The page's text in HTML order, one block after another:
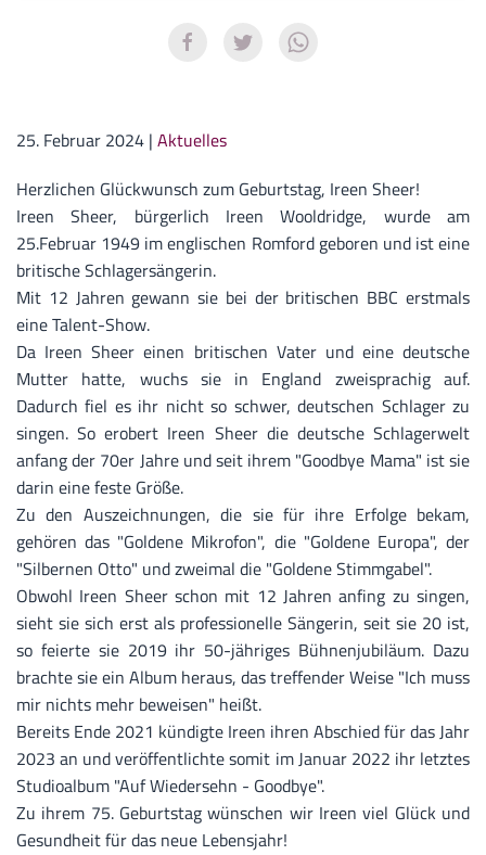
25. Februar 2024 | Aktuelles
Herzlichen Glückwunsch zum Geburtstag, Ireen Sheer!
Ireen Sheer, bürgerlich Ireen Wooldridge, wurde am
25.Februar 1949 im englischen Romford geboren und ist eine
britische Schlagersängerin.
Mit 12 Jahren gewann sie bei der britischen BBC erstmals
eine Talent-Show.
Da Ireen Sheer einen britischen Vater und eine deutsche
Mutter hatte, wuchs sie in England zweisprachig auf.
Dadurch fiel es ihr nicht so schwer, deutschen Schlager zu
singen. So erobert Ireen Sheer die deutsche Schlagerwelt
anfang der 70er Jahre und seit ihrem "Goodbye Mama" ist sie
darin eine feste Größe.
Zu den Auszeichnungen, die sie für ihre Erfolge bekam,
gehören das "Goldene Mikrofon", die "Goldene Europa", der
"Silbernen Otto" und zweimal die "Goldene Stimmgabel".
Obwohl Ireen Sheer schon mit 12 Jahren anfing zu singen,
sieht sie sich erst als professionelle Sängerin, seit sie 20 ist,
so feierte sie 2019 ihr 50-jähriges Bühnenjubiläum. Dazu
brachte sie ein Album heraus, das treffender Weise "Ich muss
mir nichts mehr beweisen" heißt.
Bereits Ende 2021 kündigte Ireen ihren Abschied für das Jahr
2023 an und veröffentlichte somit im Januar 2022 ihr letztes
Studioalbum "Auf Wiedersehn - Goodbye".
Zu ihrem 75. Geburtstag wünschen wir Ireen viel Glück und
Gesundheit für das neue Lebensjahr!